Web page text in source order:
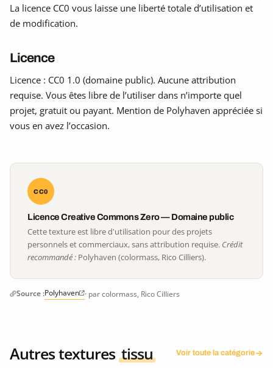
La licence CC0 vous laisse une liberté totale d’utilisation et
de modification.
Licence
Licence : CC0 1.0 (domaine public). Aucune attribution
requise. Vous êtes libre de l’utiliser dans n’importe quel
projet, gratuit ou payant. Mention de Polyhaven appréciée si
vous en avez l’occasion.
CC0
Licence Creative Commons Zero — Domaine public
Cette texture est libre d'utilisation pour des projets
personnels et commerciaux, sans attribution requise. Crédit
recommandé : Polyhaven (colormass, Rico Cilliers).
Source :Polyhaven · par colormass, Rico Cilliers
Autres textures tissu Voir toute la catégorie